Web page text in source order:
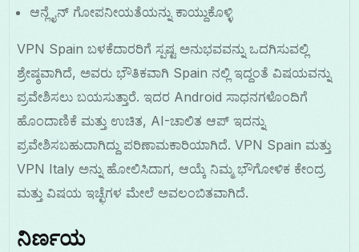
ಆನ್ಲೈನ್ ಗೋಪನೀಯತೆಯನ್ನು ಕಾಯ್ದುಕೊಳ್ಳಿ
VPN Spain ಬಳಕೆದಾರರಿಗೆ ಸ್ಪಷ್ಟ ಅನುಭವವನ್ನು ಒದಗಿಸುವಲ್ಲಿ
ಶ್ರೇಷ್ಠವಾಗಿದೆ, ಅವರು ಭೌತಿಕವಾಗಿ Spain ನಲ್ಲಿ ಇದ್ದಂತೆ ವಿಷಯವನ್ನು
ಪ್ರವೇಶಿಸಲು ಬಯಸುತ್ತಾರೆ. ಇದರ Android ಸಾಧನಗಳೊಂದಿಗೆ
ಹೊಂದಾಣಿಕೆ ಮತ್ತು ಉಚಿತ, AI-ಚಾಲಿತ ಆಪ್ ಇದನ್ನು
ಪ್ರವೇಶಿಸಬಹುದಾಗಿದ್ದು ಪರಿಣಾಮಕಾರಿಯಾಗಿದೆ. VPN Spain ಮತ್ತು
VPN Italy ಅನ್ನು ಹೋಲಿಸಿದಾಗ, ಆಯ್ಕೆ ನಿಮ್ಮ ಭೌಗೋಳಿಕ ಕೇಂದ್ರ
ಮತ್ತು ವಿಷಯ ಇಚ್ಛೆಗಳ ಮೇಲೆ ಅವಲಂಬಿತವಾಗಿದೆ.
ನಿರ್ಣಯ